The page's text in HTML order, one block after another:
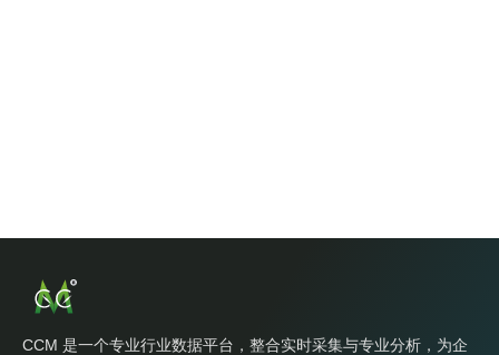
CCM 是一个专业行业数据平台，整合实时采集与专业分析，为企